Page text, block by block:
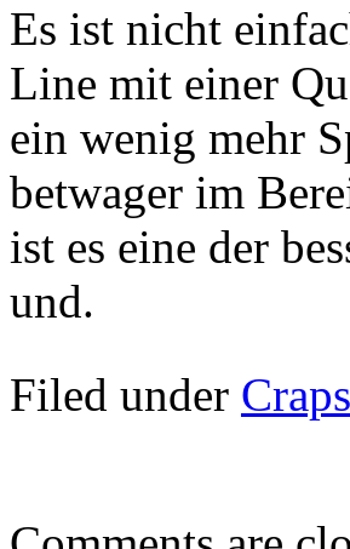
Es ist nicht
Line mit einer
ein wenig mehr
betwager im
ist es eine der
und.
Filed under Craps